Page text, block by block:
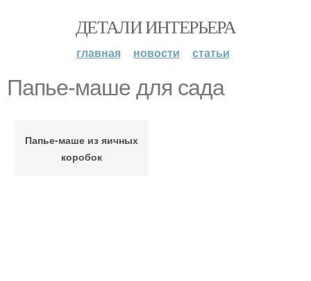
ДЕТАЛИ ИНТЕРЬЕРА
главная новости статьи
Папье-маше для сада
Папье-маше из яичных
коробок